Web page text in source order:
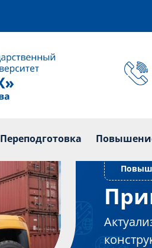
ПереподготовкаШкольникам